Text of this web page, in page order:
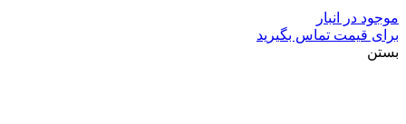
موجود در انبار
برای قیمت تماس بگیرید
بستن